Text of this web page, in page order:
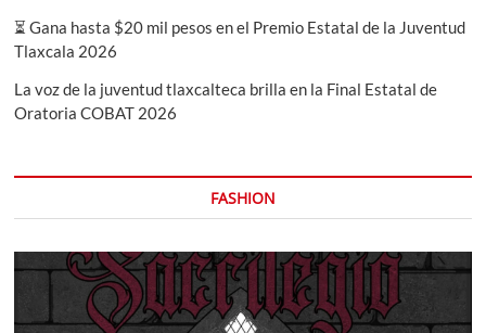
⏳ Gana hasta $20 mil pesos en el Premio Estatal de la Juventud
Tlaxcala 2026
La voz de la juventud tlaxcalteca brilla en la Final Estatal de
Oratoria COBAT 2026
FASHION